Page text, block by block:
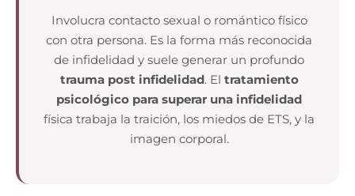
Involucra contacto sexual o romántico físico
con otra persona. Es la forma más reconocida
de infidelidad y suele generar un profundo
trauma post infidelidad. El tratamiento
psicológico para superar una infidelidad
física trabaja la traición, los miedos de ETS, y la
imagen corporal.